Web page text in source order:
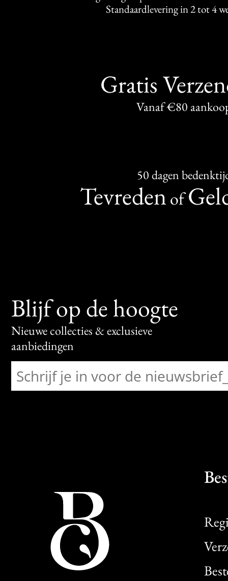
Standaardlevering in 2 tot 4
Gratis
Vanaf €80
50 dagen
Tevredenof
Blijf op de hoogte
Nieuwe collecties & exclusieve
aanbiedingen